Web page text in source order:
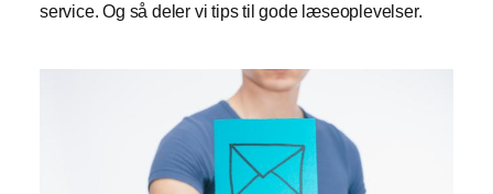
service. Og så deler vi tips til gode læseoplevelser.